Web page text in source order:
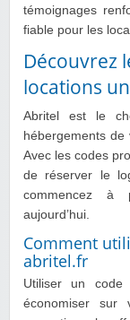
témoignages
fiable pour les
Découvrez
locations
Abritel est le
hébergements de
Avec les codes
de réserver le
commencez à
aujourd’hui.
Comment
abritel.fr
Utiliser un
économiser sur